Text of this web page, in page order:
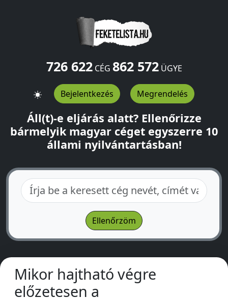
726 622CÉG 862 572ÜGYE
Bejelentkezés Megrendelés
Áll(t)-e eljárás alatt? Ellenőrizze
bármelyik magyar céget egyszerre 10
állami nyilvántartásban!
Mikor hajtható végre
előzetesen a